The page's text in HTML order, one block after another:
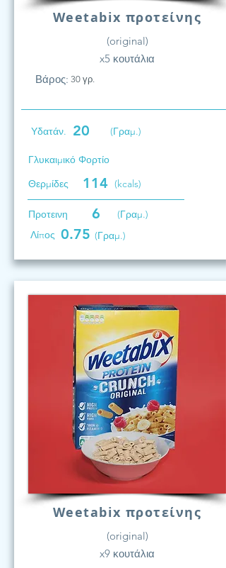
Weetabix προτείνης
(original)
x5 κουτάλια
Βάρος: 30 γρ.
Υδατάν. 20 (Γραμ.)
Γλυκαιμικό Φορτίο
Θερμίδες
114 (kcals)
Προτεινη 6
(Γραμ.)
Λίπος 0.75 (Γραμ.)
Weetabix προτείνης
(original)
x9 κουτάλια